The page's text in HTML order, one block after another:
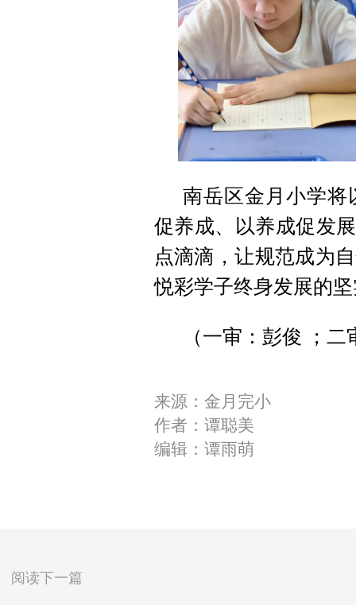
南岳区金月小学将
促养成、以养成促发
点滴滴，让规范成为
悦彩学子终身发展的
（一审：彭俊 ；
来源：金月完小
作者：谭聪美
编辑：谭雨萌
阅读下一篇